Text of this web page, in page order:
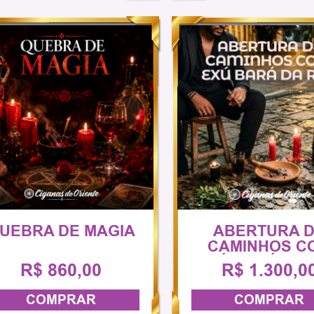
DE MAGIA
R$ 860,00
COMPRAR
ABERTURA
CAMINHOS
EXÚ BARÁ DA
R$
COMPRAR